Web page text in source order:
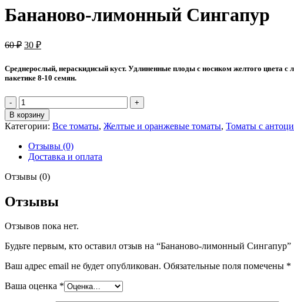
60 ₽.
Бананово-лимонный Сингапур
60₽ Первоначальная
составляла
60 ₽.
30 ₽Текущая
30 ₽.
Среднерослый, нераскидисый куст. Удлиненные плоды с носиком желтого цвета
пакетике 8-10 семян.
Количество
товара
Бананово-
лимонный
Сингапур
В корзину
Категории: Все томаты, Желтые и оранжевые томаты, Томаты с
Отзывы (0)
Доставка и оплата
Отзывы (0)
Отзывы
Отзывов пока нет.
Будьте первым, кто оставил отзыв на “Бананово-лимонный Сингапур”
Ваш адрес email не будет опубликован. Обязательные поля помечены *
Ваша оценка *